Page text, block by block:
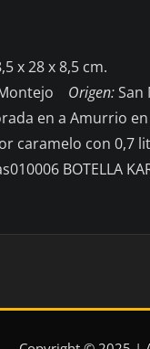
x 28 x 8,5 cm.
Origen:San
en a Amurrio
caramelo con 0,7
BOTELLA